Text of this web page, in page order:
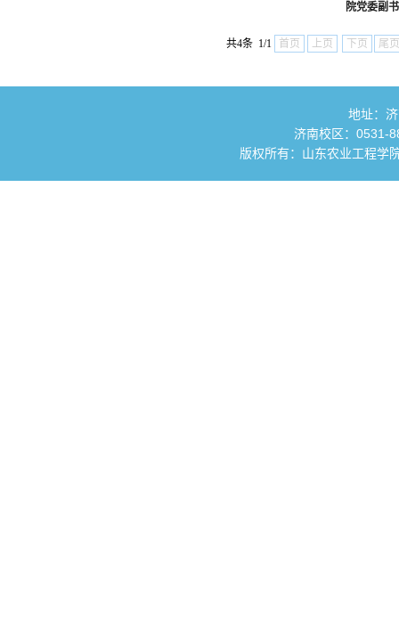
院党委副
共4条 1/1 首页 上页 下页 尾页
地址：
济南校区：0531-
版权所有：山东农业工程学